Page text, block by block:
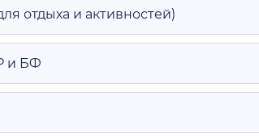
отдыха и активностей)
и БФ